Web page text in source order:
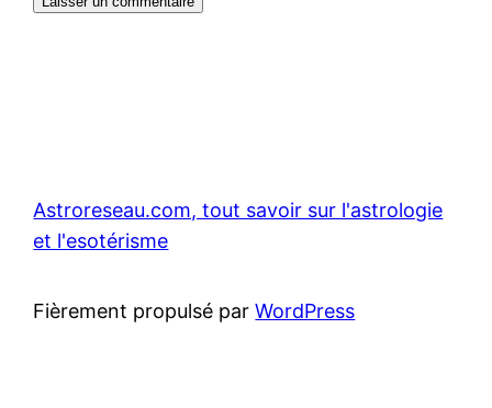
Astroreseau.com, tout savoir sur l'astrologie
et l'esotérisme
Fièrement propulsé parWordPress